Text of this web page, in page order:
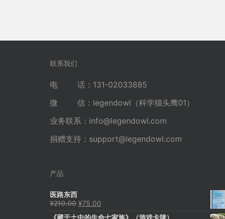
联系我们
电 话：131-02033885
微 信：legendowl（科学猫头鹰01）
业务联系： info@legendowl.com
捐赠支持： support@legendowl.com
产品
医路东西
¥210.00 原
¥75.00